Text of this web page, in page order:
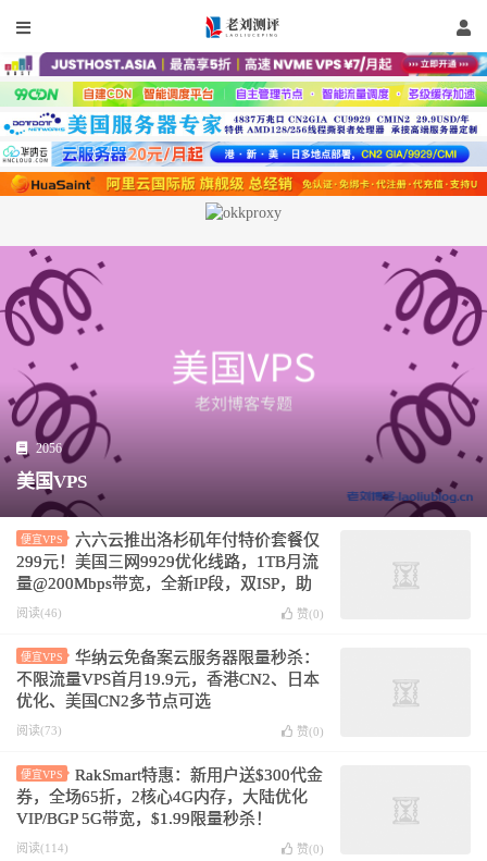
2056
美国VPS
便宜VPS
六六云推出洛杉矶年付特价套餐仅
299元！美国三网9929优化线路，1TB月流
量@200Mbps带宽，全新IP段，双ISP，助
力tiktok业务
阅读(46) 赞(0)
便宜VPS
华纳云免备案云服务器限量秒杀：
不限流量VPS首月19.9元，香港CN2、日本
优化、美国CN2多节点可选
阅读(73) 赞(0)
便宜VPS
RakSmart特惠：新用户送$300代金
券，全场65折，2核心4G内存，大陆优化
VIP/BGP 5G带宽，$1.99限量秒杀！
阅读(114) 赞(0)